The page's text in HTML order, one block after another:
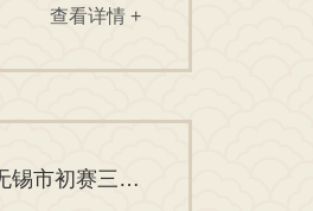
查看详情 +
喜报 | 无锡安国医院陈国宁院长荣获第四届江苏省退役军人创业创新大赛无锡市初赛三等奖